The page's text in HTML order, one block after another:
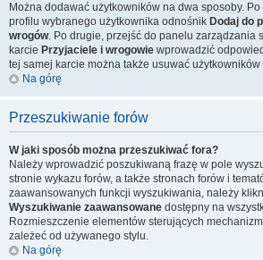
Można dodawać użytkowników na dwa sposoby.
profilu wybranego użytkownika odnośnik Dodaj do
wrogów. Po drugie, przejść do panelu zarządzania
karcie Przyjaciele i wrogowie wprowadzić
tej samej karcie można także usuwać użytkowników
Na górę
Przeszukiwanie forów
W jaki sposób można przeszukiwać fora?
Należy wprowadzić poszukiwaną frazę w pole
stronie wykazu forów, a także stronach forów i
zaawansowanych funkcji wyszukiwania, należy
Wyszukiwanie zaawansowane dostępny na
Rozmieszczenie elementów sterujących
zależeć od używanego stylu.
Na górę